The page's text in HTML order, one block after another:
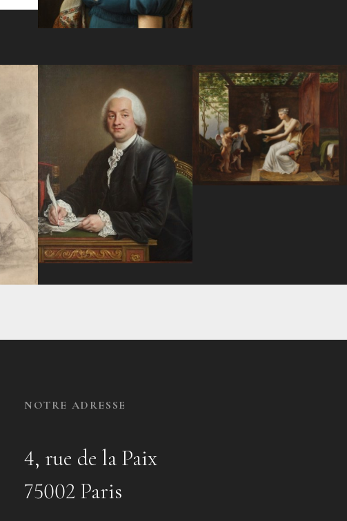
NOTRE ADRESSE
4, rue de la Paix
75002 Paris